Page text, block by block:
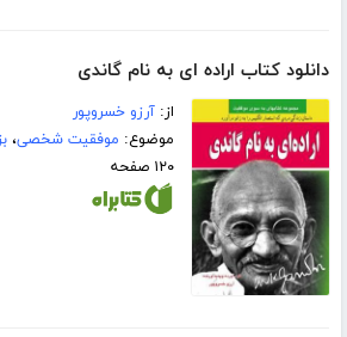
دانلود کتاب اراده ای به نام گاندی
از:آرزو خسروپور
موضوع: موفقیت شخصی،
۱۲۰ صفحه